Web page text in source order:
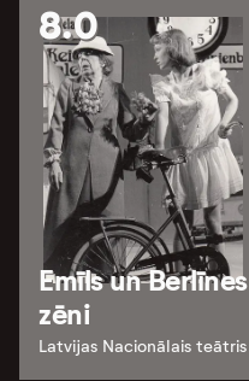
8.0
Emīls un Berlīnes
zēni
Latvijas Nacionālais teātris